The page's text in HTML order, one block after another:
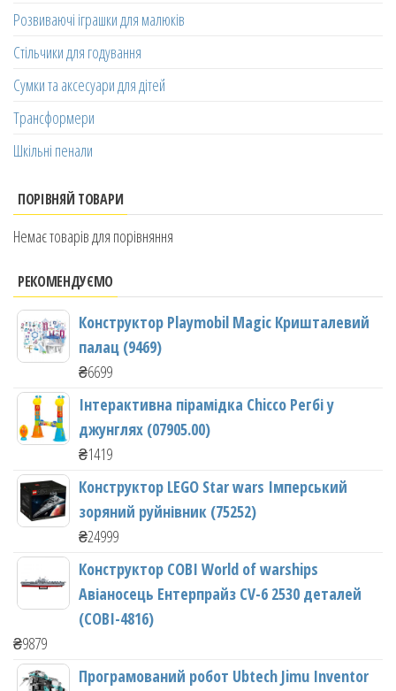
Розвиваючі іграшки для малюків
Стільчики для годування
Сумки та аксесуари для дітей
Трансформери
Шкільні пенали
ПОРІВНЯЙ ТОВАРИ
Немає товарів для порівняння
РЕКОМЕНДУЄМО
Конструктор Playmobil Magic Кришталевий
палац (9469)
₴6699
Інтерактивна пірамідка Chicco Регбі у
джунглях (07905.00)
₴1419
Конструктор LEGO Star wars Імперський
зоряний руйнівник (75252)
₴24999
Конструктор COBI World of warships
Авіаносець Ентерпрайз CV-6 2530 деталей
(COBI-4816)
₴9879
Програмований робот Ubtech Jimu Inventor